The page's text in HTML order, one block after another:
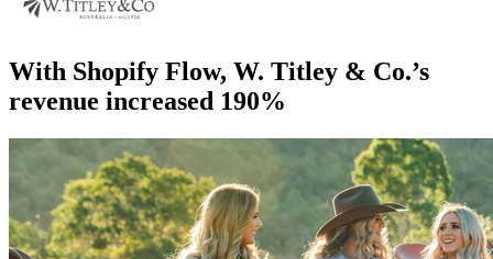
With Shopify Flow, W. Titley & Co.’s
revenue increased 190%